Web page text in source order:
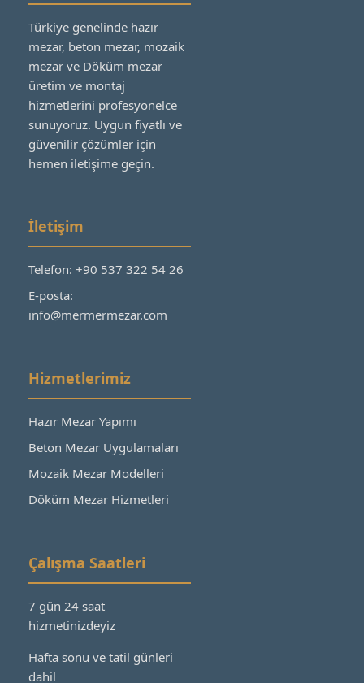
Türkiye genelinde hazır
mezar, beton mezar, mozaik
mezar ve Döküm mezar
üretim ve montaj
hizmetlerini profesyonelce
sunuyoruz. Uygun fiyatlı ve
güvenilir çözümler için
hemen iletişime geçin.
İletişim
Telefon: +90 537 322 54 26
E-posta:
info@mermermezar.com
Hizmetlerimiz
Hazır Mezar Yapımı
Beton Mezar Uygulamaları
Mozaik Mezar Modelleri
Döküm Mezar Hizmetleri
Çalışma Saatleri
7 gün 24 saat
hizmetinizdeyiz
Hafta sonu ve tatil günleri
dahil